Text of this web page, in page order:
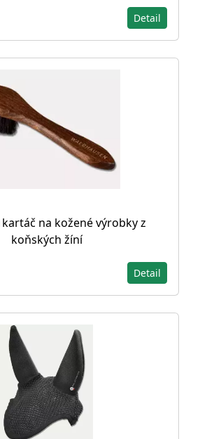
Detail
na kožené výrobky z
koňských žíní
Detail